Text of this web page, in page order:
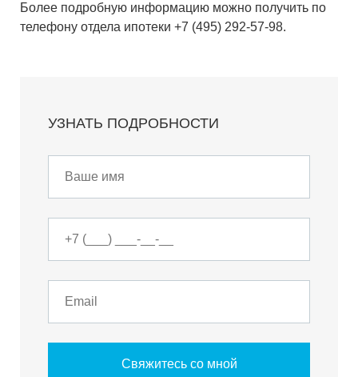
Более подробную информацию можно получить по
телефону отдела ипотеки +7 (495) 292-57-98.
УЗНАТЬ ПОДРОБНОСТИ
Свяжитесь со мной